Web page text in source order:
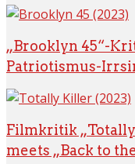
„Brooklyn 45“-
Patriotismus-
Filmkritik „Totally
meets „Back to